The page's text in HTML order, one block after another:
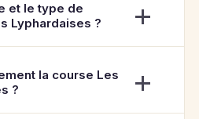
et le type de
Lyphardaises ?
la course Les
?